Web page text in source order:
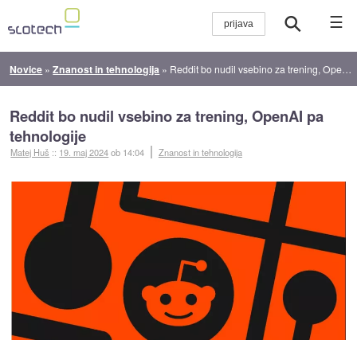
☰
Novice »Znanost in tehnologija » Reddit bo nudil vsebino za trening, OpenAI pa tehnologije
Reddit bo nudil vsebino za trening, OpenAI pa
tehnologije
Matej Huš :: 19. maj 2024ob 14:04 Znanost in tehnologija